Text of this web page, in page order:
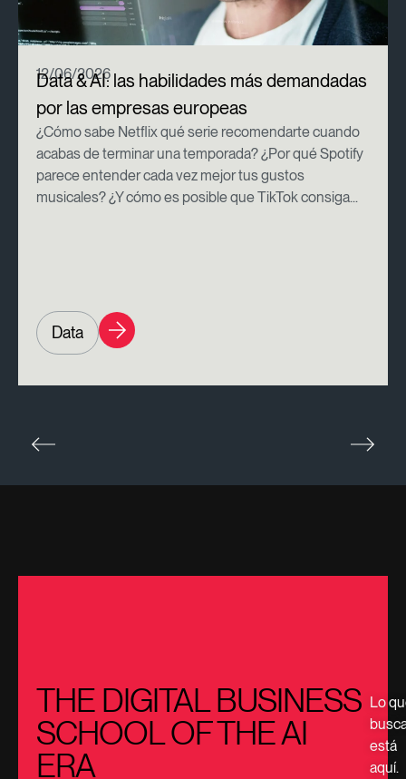
12/06/2026
Data & AI: las habilidades más demandadas
por las empresas europeas
¿Cómo sabe Netflix qué serie recomendarte cuando
acabas de terminar una temporada? ¿Por qué Spotify
parece entender cada vez mejor tus gustos
musicales? ¿Y cómo es posible que TikTok consiga...
Data
THE DIGITAL BUSINESS
SCHOOL OF THE AI
ERA
Lo
está
aquí.